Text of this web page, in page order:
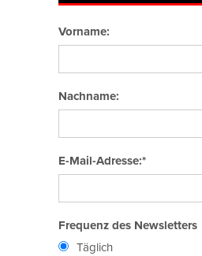
Vorname:
Nachname:
E-Mail-Adresse:*
Frequenz des Newsletters
Täglich